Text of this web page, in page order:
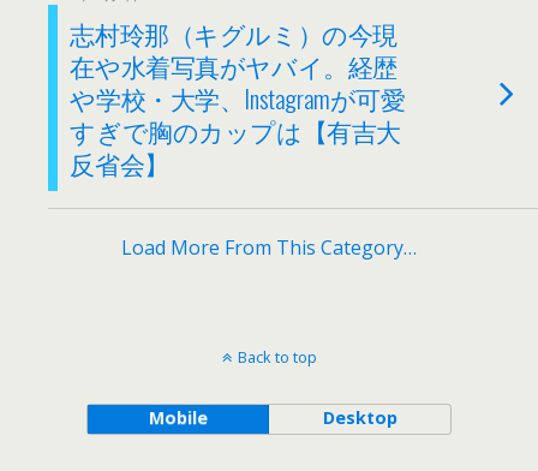
志村玲那（キグルミ）の今現
在や水着写真がヤバイ。経歴
や学校・大学、Instagramが可愛
すぎで胸のカップは【有吉大
反省会】
Load More From This Category…
Back to top
Mobile Desktop